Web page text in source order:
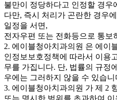
불만이 정당하다고 인정할 경우
다만, 즉시 처리가 곤란한 경우
일정을 서면,
전자우편 또는 전화등으로 통보
2. 에이블청아치과의원 은 에이
인정보보호정책에 따라서 이용
무를 가집니다. 단, 법률의 규정
우에는 그러하지 않을 수 있습니
3. 에이블청아치과의원 가 제 2
또는 명시한 범위를 초과하여